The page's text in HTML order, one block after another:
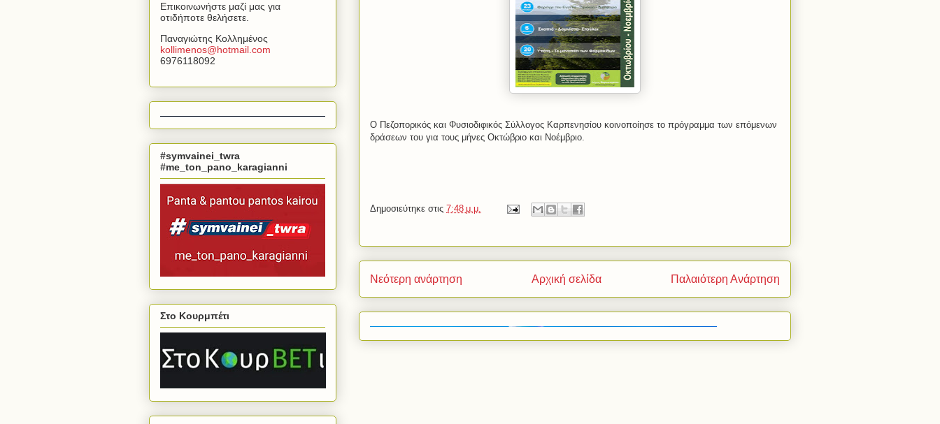
Ο Πεζοπορικός και Φυσιοδιφικός Σύλλογος Καρπενησίου κοινοποίησε το πρόγραμμα των επόμενων
δράσεων του για τους μήνες Οκτώβριο και Νοέμβριο.
Δημοσιεύτηκε στις 7:48 μ.μ.
Νεότερη ανάρτηση Παλαιότερη Ανάρτηση
Αρχική σελίδα
Επικοινωνήστε μαζί μας για
οτιδήποτε θελήσετε.
Παναγιώτης Κολλημένος
kollimenos@hotmail com
6976118092
#symvainei_twra
#me_ton_pano_karagianni
Στο Κουρμπέτι